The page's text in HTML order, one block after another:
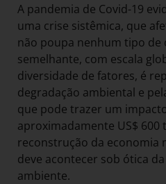
A pandemia de Covid-19
uma crise sistêmica, que
não poupa nenhum tipo de
semelhante, com escala
diversidade de fatores, é
degradação ambiental e
que pode trazer um
aproximadamente US$ 600
reconstrução da economia
deve acontecer sob ótica
ambiente.